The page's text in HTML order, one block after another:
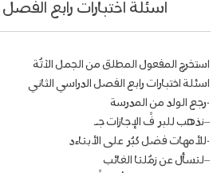
اسئلة اختبارات رابع الفصل
استخرج المفعول المطلق من الجمل الآتٌة
اسئلة اختبارات رابع الفصل الدراسي الثاني
-رجع الولد من المدرسة
–نذهب للبر فً الإجازات جـ
-للأمهات فضل كبٌر على الأبناءد
–لنسأل عن زمٌلنا الغائب